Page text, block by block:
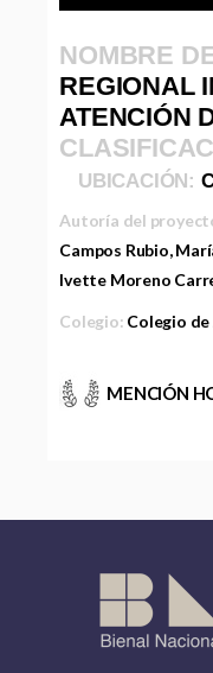
NOMBRE
REGIONAL
ATENCIÓN
UBICACIÓN:
Autoría del
Campos Rubio,
Ivette Moreno
Colegio: Colegio
MENCIÓN